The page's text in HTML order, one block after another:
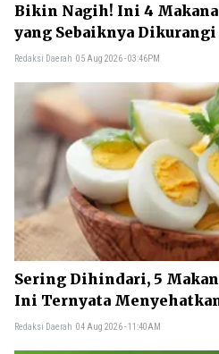
Bikin Nagih! Ini 4
yang Sebaiknya Dikurangi
Redaksi Daerah 05 Aug 2026 - 03:46PM
Sering Dihindari, 5
Ini Ternyata
Redaksi Daerah 04 Aug 2026 - 11:40AM